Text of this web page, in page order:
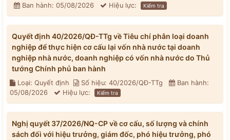
Ban hành: 05/08/2026
Hiệu lực: Kiểm tra
Quyết định 40/2026/QĐ-TTg về Tiêu chí phân loại doanh
nghiệp để thực hiện cơ cấu lại vốn nhà nước tại doanh
nghiệp nhà nước, doanh nghiệp có vốn nhà nước do Thủ
tướng Chính phủ ban hành
Loại: Quyết định Số hiệu: 40/2026/QĐ-TTg
Ban hành:
05/08/2026
Hiệu lực: Kiểm tra
Nghị quyết 37/2026/NQ-CP về cơ cấu, số lượng và chính
sách đối với hiệu trưởng, giám đốc, phó hiệu trưởng, phó